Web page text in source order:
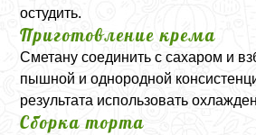
остудить.
Приготовление крема
Сметану соединить с сахаром и
пышной и однородной
результата использовать
Сборка торта